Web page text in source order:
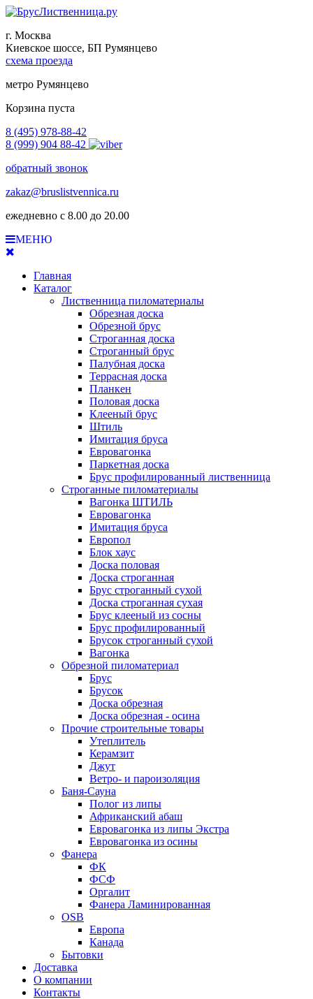
г. Москва
Киевское шоссе, БП Румянцево
схема проезда
метро Румянцево
Корзина пуста
8 (495) 978-88-42
8 (999) 904 88-42
обратный звонок
zakaz@bruslistvennica.ru
ежедневно с 8.00 до 20.00
МЕНЮ
Главная
Каталог
Лиственница пиломатериалы
Обрезная доска
Обрезной брус
Строганная доска
Строганный брус
Палубная доска
Террасная доска
Планкен
Половая доска
Клееный брус
Штиль
Имитация бруса
Евровагонка
Паркетная доска
Брус профилированный лиственница
Строганные пиломатериалы
Вагонка ШТИЛЬ
Евровагонка
Имитация бруса
Европол
Блок хаус
Доска половая
Доска строганная
Брус строганный сухой
Доска строганная сухая
Брус клееный из сосны
Брус профилированный
Брусок строганный сухой
Вагонка
Обрезной пиломатериал
Брус
Брусок
Доска обрезная
Доска обрезная - осина
Прочие строительные товары
Утеплитель
Керамзит
Джут
Ветро- и пароизоляция
Баня-Сауна
Полог из липы
Африканский абаш
Евровагонка из липы Экстра
Евровагонка из осины
Фанера
ФК
ФСФ
Оргалит
Фанера Ламинированная
OSB
Европа
Канада
Бытовки
Доставка
О компании
Контакты